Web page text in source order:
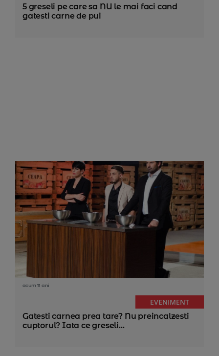
5 greseli pe care sa NU le mai faci cand
gatesti carne de pui
acum 11 ani
EVENIMENT
Gatesti carnea prea tare? Nu preincalzesti
cuptorul? Iata ce greseli...